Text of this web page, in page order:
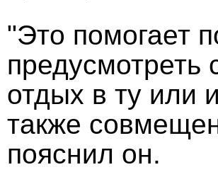
"Это помогает
предусмотреть
отдых в ту или
также
пояснил он.